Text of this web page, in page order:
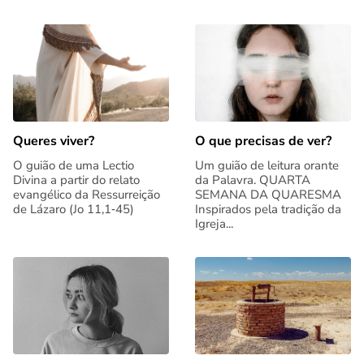
Queres viver?
O guião de uma Lectio
Divina a partir do relato
evangélico da Ressurreição
de Lázaro (Jo 11,1‑45)
O que precisas de ver?
Um guião de leitura orante
da Palavra. QUARTA
SEMANA DA QUARESMA
Inspirados pela tradição da
Igreja...